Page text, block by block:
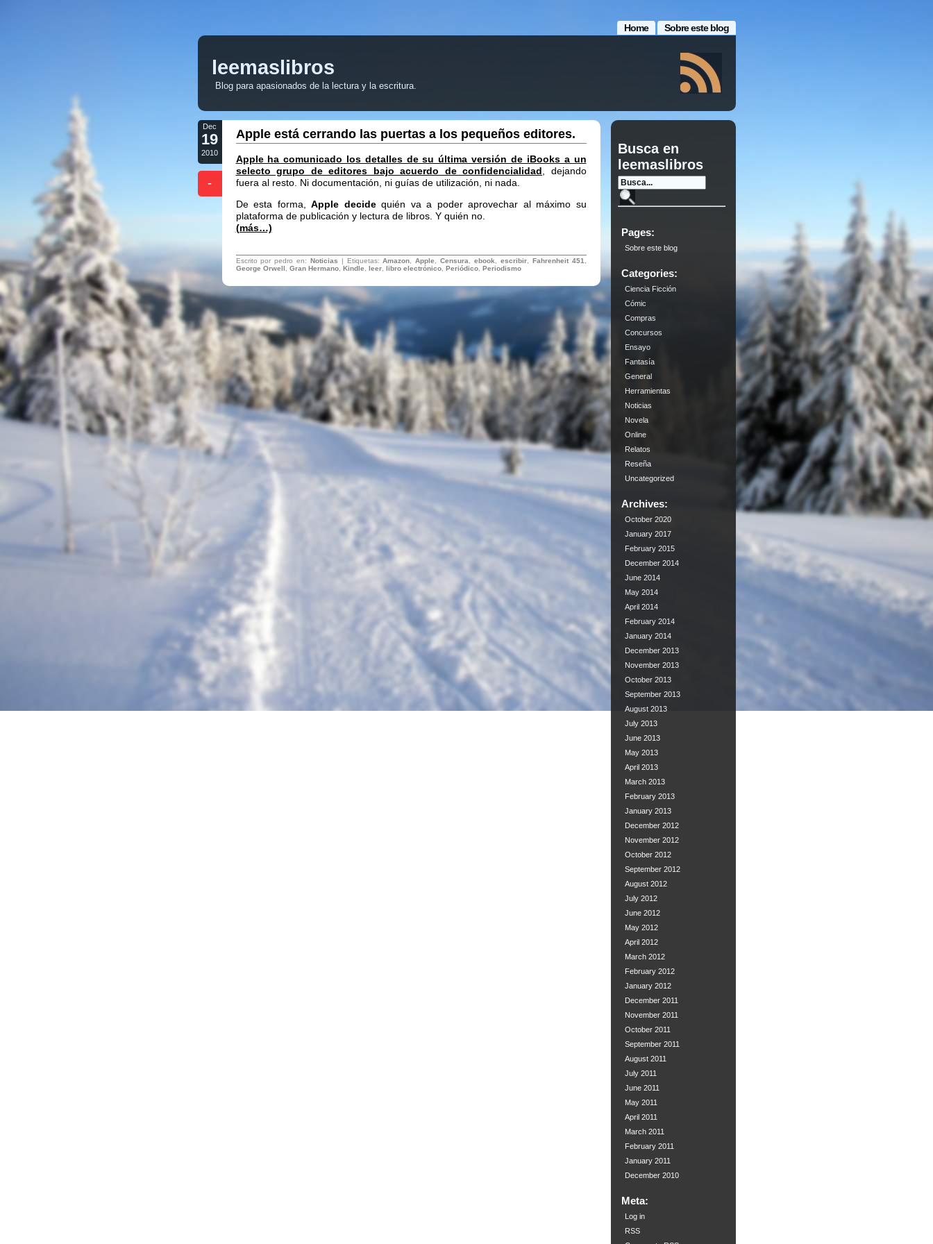
Sobre este blog
Home
leemaslibros
Blog para apasionados de la lectura y la escritura.
Dec
19
2010
-
Apple está cerrando las puertas a los pequeños editores.
Apple ha comunicado los detalles de su última versión de iBooks a un
selecto grupo de editores bajo acuerdo de confidencialidad , dejando
fuera al resto. Ni documentación, ni guías de utilización, ni nada.
De esta forma, Apple decide quién va a poder aprovechar al máximo su
plataforma de publicación y lectura de libros. Y quién no.
(más…)
Escrito por pedro en: Noticias | Etiquetas:Amazon ,Apple ,Censura ,ebook escribir, Fahrenheit 451
George Orwell
Gran Hermano, Kindle leer, libro electrónico, Periódico, Periodismo
Busca en
leemaslibros
Pages:
Sobre este blog
Categories:
Ciencia Ficción
Cómic
Compras
Concursos
Ensayo
Fantasía
General
Herramientas
Noticias
Novela
Online
Relatos
Reseña
Uncategorized
Archives:
October 2020
January 2017
February 2015
December 2014
June 2014
May 2014
April 2014
February 2014
January 2014
December 2013
November 2013
October 2013
September 2013
August 2013
July 2013
June 2013
May 2013
April 2013
March 2013
February 2013
January 2013
December 2012
November 2012
October 2012
September 2012
August 2012
July 2012
June 2012
May 2012
April 2012
March 2012
February 2012
January 2012
December 2011
November 2011
October 2011
September 2011
August 2011
July 2011
June 2011
May 2011
April 2011
March 2011
February 2011
January 2011
December 2010
Meta:
Log in
RSS